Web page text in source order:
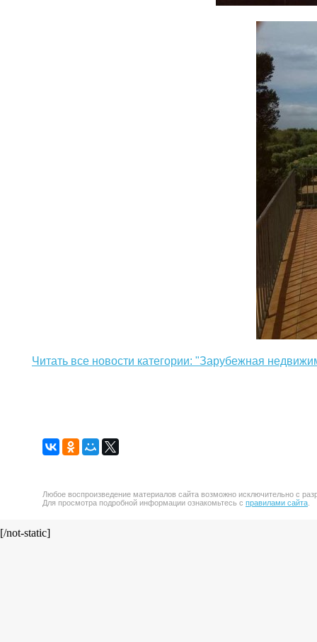
Читать все новости категории: "Зарубежная
Любое воспроизведение материалов сайта возможно исключительно с
Для просмотра подробной информации ознакомьтесь с правилами сайта
[/not-static]